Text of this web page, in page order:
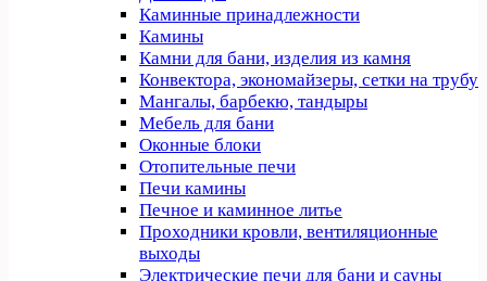
Каминные принадлежности
Камины
Камни для бани, изделия из камня
Конвектора, экономайзеры, сетки на трубу
Мангалы, барбекю, тандыры
Мебель для бани
Оконные блоки
Отопительные печи
Печи камины
Печное и каминное литье
Проходники кровли, вeнтиляционные
выходы
Электрические печи для бани и сауны